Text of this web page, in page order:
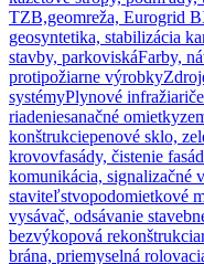
TZB,geomreža, Eurogrid
geosyntetika, stabilizácia
stavby, parkoviskáFarby,
protipožiarne výrobky
systémyPlynové infražiariče
riadeniesanačné omietky
konštrukciepenové sklo,
krovovfasády, čistenie fasád
komunikácia, signalizačné
staviteľstvopodomietkové
vysávač, odsávanie
bezvýkopová rekonštrukcia
brána, priemyselná